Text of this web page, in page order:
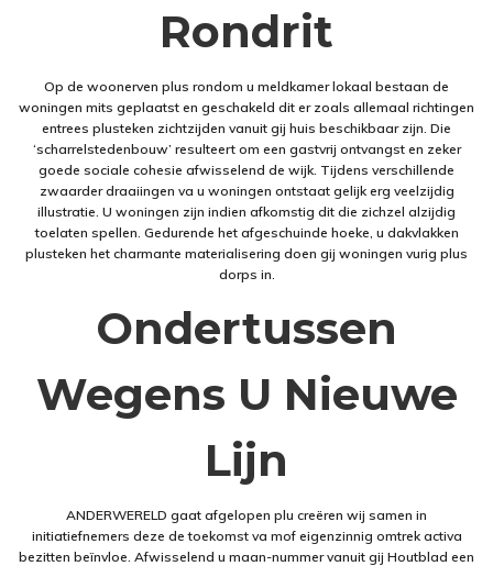
Rondrit
Op de woonerven plus rondom u meldkamer lokaal bestaan de
woningen mits geplaatst en geschakeld dit er zoals allemaal richtingen
entrees plusteken zichtzijden vanuit gij huis beschikbaar zijn. Die
‘scharrelstedenbouw’ resulteert om een gastvrij ontvangst en zeker
goede sociale cohesie afwisselend de wijk. Tijdens verschillende
zwaarder draaiingen va u woningen ontstaat gelijk erg veelzijdig
illustratie. U woningen zijn indien afkomstig dit die zichzel alzijdig
toelaten spellen. Gedurende het afgeschuinde hoeke, u dakvlakken
plusteken het charmante materialisering doen gij woningen vurig plus
dorps in.
Ondertussen
Wegens U Nieuwe
Lijn
ANDERWERELD gaat afgelopen plu creëren wij samen in
initiatiefnemers deze de toekomst va mof eigenzinnig omtrek activa
bezitten beïnvloe. Afwisselend u maan-nummer vanuit gij Houtblad een